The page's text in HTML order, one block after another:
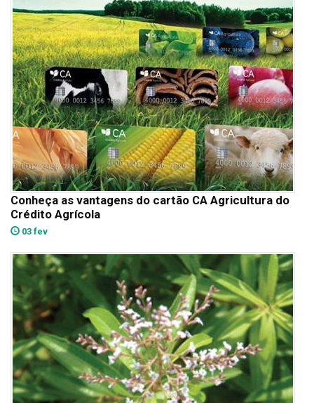
Conheça as vantagens do cartão CA Agricultura do
Crédito Agrícola
03 fev